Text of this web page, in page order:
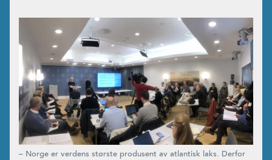
– Norge er verdens største produsent av atlantisk laks. Derfor